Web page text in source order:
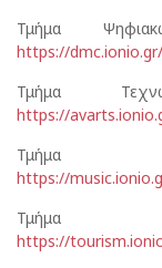
Τμήμα
https://
Τμήμα
https://
Τμήμα
https://
https://